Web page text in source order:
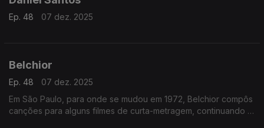
Ep. 48 07 dez. 2025
Belchior
Ep. 48
07 dez. 2025
Em São Paulo, para onde se mudou em 1972, Belchior compôs
canções para alguns filmes de curta-metragem, continuando a